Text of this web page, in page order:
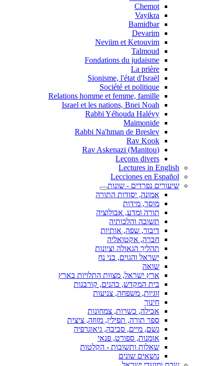
Chemot
Vayikra
Bamidbar
Devarim
Neviim et Ketouvim
Talmoud
Fondations du judaisme
La prière
Sionisme, l'état d'Israël
Société et politique
Relations homme et femme, famille
Israel et les nations, Bnei Noah
Rabbi Yéhouda Halévy
Maimonide
Rabbi Na'hman de Breslev
Rav Kook
(Rav Askenazi (Manitou
Leçons divers
Lectures in English
Lecciones en Español
שיעורים נפרדים - שונות
אמונה, יסודות התורה
מוסר, מידות
תורה ומדע, אבולוציה
תשובה והלכותיה
דיבור, שפה, אותיות
חברה, אקטואליה
תהליך הגאולה וציונות
ישראל והגוים, בני נח
שואה
ארץ ישראל, מצוות התלויות בארץ
בית המקדש, כהנים, קורבנות
זוגיות, משפחה, צניעות
חינוך
אכילה, כשרות, צמחונות
ספר תורה, תפילין, מזוזה, ציצית
גשם, מיים, סביבה, גיאוגרפיה
אומנות, ספורט, פנאי
שאלות ותשובות - הקלטות
נושאים שונים